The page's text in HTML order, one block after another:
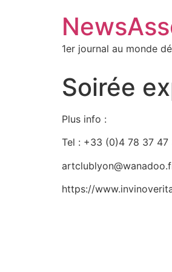
1er journal au monde
Soirée
Plus info :
Tel : +33 (0)4 78 37 47
https://